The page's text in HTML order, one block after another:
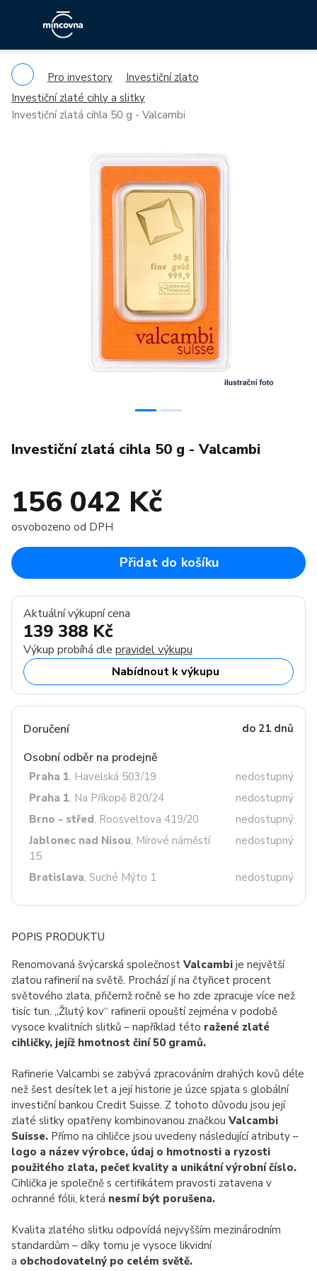
Pro investory
Investiční zlato
Investiční zlaté cihly a slitky
Investiční zlatá cihla 50 g - Valcambi
Investiční zlatá cihla 50 g - Valcambi
156 042 Kč
osvobozeno od DPH
Přidat do košíku
Aktuální výkupní cena
139 388 Kč
Výkup probíhá dle pravidel výkupu
Nabídnout k výkupu
Doručení do 21 dnů
Osobní odběr na prodejně
Praha 1, Havelská 503/19
nedostupný
Praha 1, Na Příkopě 820/24
nedostupný
Brno - střed, Roosveltova 419/20
nedostupný
Jablonec nad Nisou, Mírové náměstí
15
nedostupný
Bratislava, Suché Mýto 1 nedostupný
POPIS PRODUKTU
Renomovaná švýcarská společnost Valcambi je největší
zlatou rafinerií na světě. Prochází jí na čtyřicet procent
světového zlata, přičemž ročně se ho zde zpracuje více než
tisíc tun. „Žlutý kov“ rafinerii opouští zejména v podobě
vysoce kvalitních slitků – například této ražené zlaté
cihličky, jejíž hmotnost činí 50 gramů.
Rafinerie Valcambi se zabývá zpracováním drahých kovů déle
než šest desítek let a její historie je úzce spjata s globální
investiční bankou Credit Suisse. Z tohoto důvodu jsou její
zlaté slitky opatřeny kombinovanou značkou Valcambi
Suisse. Přímo na cihličce jsou uvedeny následující atributy –
logo a název výrobce, údaj o hmotnosti a ryzosti
použitého zlata, pečeť kvality a unikátní výrobní číslo.
Cihlička je společně s certifikátem pravosti zatavena v
ochranné fólii, která nesmí být porušena.
Kvalita zlatého slitku odpovídá nejvyšším mezinárodním
standardům – díky tomu je vysoce likvidní
a obchodovatelný po celém světě.